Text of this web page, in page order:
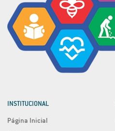
INSTITUCIONAL
Página Inicial